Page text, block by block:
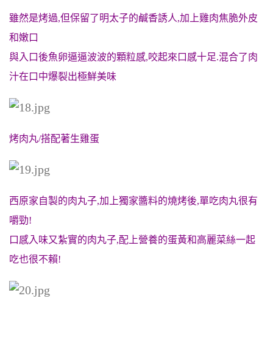
雖然是烤過,但保留了明太子的鹹香誘人,加上雞肉焦脆外皮
和嫩口
與入口後魚卵逼逼波波的顆粒感,咬起來口感十足.混合了肉
汁在口中爆裂出極鮮美味
烤肉丸/搭配著生雞蛋
西原家自製的肉丸子,加上獨家醬料的燒烤後,單吃肉丸很有
嚼勁!
口感入味又紮實的肉丸子,配上營養的蛋黃和高麗菜絲一起
吃也很不賴!